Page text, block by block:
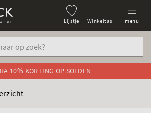
Lijstje Winkeltas menu
10% KORTING OP SOLDEN